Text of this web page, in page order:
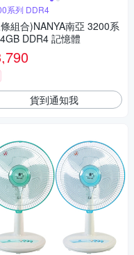
系列 DDR4
組合)NANYA南亞 3200系
DDR4 記憶體
貨到通知我